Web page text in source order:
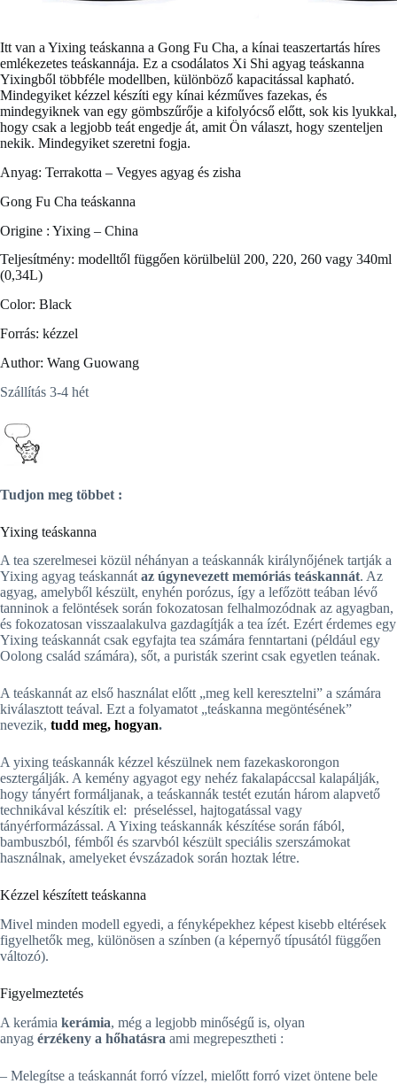
Itt van a Yixing teáskanna a Gong Fu Cha, a kínai teaszertartás híres
emlékezetes teáskannája. Ez a csodálatos Xi Shi agyag teáskanna
Yixingből többféle modellben, különböző kapacitással kapható.
Mindegyiket kézzel készíti egy kínai kézműves fazekas, és
mindegyiknek van egy gömbszűrője a kifolyócső előtt, sok kis lyukkal,
hogy csak a legjobb teát engedje át, amit Ön választ, hogy szenteljen
nekik. Mindegyiket szeretni fogja.
Anyag: Terrakotta – Vegyes agyag és zisha
Gong Fu Cha teáskanna
Origine : Yixing – China
Teljesítmény: modelltől függően körülbelül 200, 220, 260 vagy 340ml
(0,34L)
Color: Black
Forrás: kézzel
Author: Wang Guowang
Szállítás 3-4 hét
Tudjon meg többet :
Yixing teáskanna
A tea szerelmesei közül néhányan a teáskannák királynőjének tartják a
Yixing agyag teáskannát az úgynevezett memóriás teáskannát. Az
agyag, amelyből készült, enyhén porózus, így a lefőzött teában lévő
tanninok a felöntések során fokozatosan felhalmozódnak az agyagban,
és fokozatosan visszaalakulva gazdagítják a tea ízét. Ezért érdemes egy
Yixing teáskannát csak egyfajta tea számára fenntartani (például egy
Oolong család számára), sőt, a puristák szerint csak egyetlen teának.
A teáskannát az első használat előtt „meg kell keresztelni” a számára
kiválasztott teával. Ezt a folyamatot „teáskanna megöntésének”
nevezik, tudd meg, hogyan.
A yixing teáskannák kézzel készülnek nem fazekaskorongon
esztergálják. A kemény agyagot egy nehéz fakalapáccsal kalapálják,
hogy tányért formáljanak, a teáskannák testét ezután három alapvető
technikával készítik el: préseléssel, hajtogatással vagy
tányérformázással. A Yixing teáskannák készítése során fából,
bambuszból, fémből és szarvból készült speciális szerszámokat
használnak, amelyeket évszázadok során hoztak létre.
Kézzel készített teáskanna
Mivel minden modell egyedi, a fényképekhez képest kisebb eltérések
figyelhetők meg, különösen a színben (a képernyő típusától függően
változó).
Figyelmeztetés
A kerámia kerámia, még a legjobb minőségű is, olyan
anyag érzékeny a hőhatásra ami megrepesztheti :
– Melegítse a teáskannát forró vízzel, mielőtt forró vizet öntene bele